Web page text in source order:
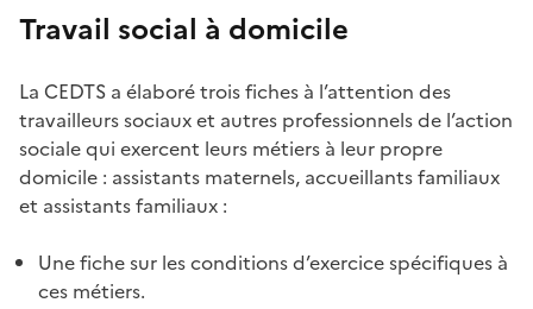
Travail social à domicile
La CEDTS a élaboré trois fiches à l’attention des
travailleurs sociaux et autres professionnels de l’action
sociale qui exercent leurs métiers à leur propre
domicile : assistants maternels, accueillants familiaux
et assistants familiaux :
Une fiche sur les conditions d’exercice spécifiques à
ces métiers.